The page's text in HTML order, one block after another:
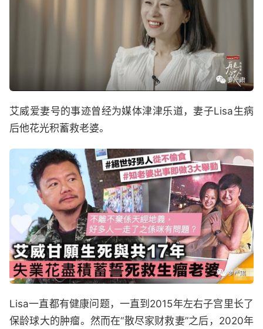
艾威爱妻号的事迹曾经为媒体津津乐道，妻子Lisa生病
后他花光积蓄救老婆。
Lisa一直都有健康问题，一直到2015年左右子宫里长了
保龄球大的肿瘤。然而在“散尽家财救妻”之后，2020年